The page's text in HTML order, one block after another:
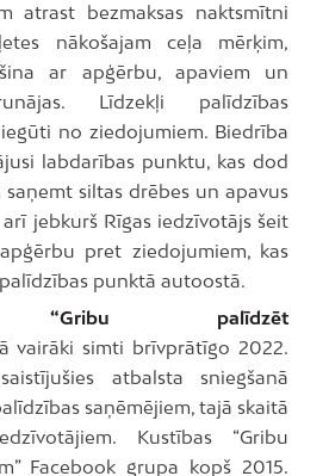
atrast bezmaksas naktsmītni
nākošajam ceļa mērķim,
ar apģērbu, apaviem un
Līdzekļi palīdzības
no ziedojumiem. Biedrība
labdarības punktu, kas dod
saņemt siltas drēbes un apavus
arī jebkurš Rīgas iedzīvotājs šeit
pret ziedojumiem, kas
punktā autoostā.
“Gribu palīdzēt
vairāki simti brīvprātīgo 2022.
atbalsta sniegšanā
saņēmējiem, tajā skaitā
Kustības “Gribu
Facebook grupa kopš 2015.